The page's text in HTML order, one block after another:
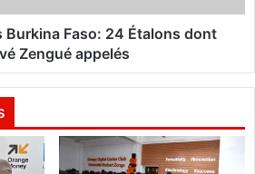
Burkina Faso: 24 Étalons dont
Zengué appelés